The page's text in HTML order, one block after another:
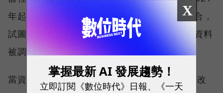
年起，把公司發展定調在 AI 與高速網路的融合，
試圖讓 NAS 從資料保存的位置，進一步成為資料
被調用的位置。
當資料量持續擴大，搜尋與管理方式也會跟著改
X
掌握最新 AI 發展趨勢！
立即訂閱《數位時代》日報、《一天